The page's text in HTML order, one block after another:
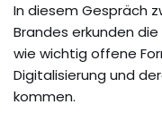
In diesem Gespräch
Brandes erkunden
wie wichtig offene
Digitalisierung und
kommen.